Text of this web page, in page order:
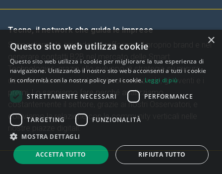
Tecno, il network che guida le imprese
Supportiamo le aziende nel rafforzare il proprio brand e nel
Technologies, grazie allo sviluppo di strategie su misura
declinate tramite il nostro network editoriale, gli eventi e i
premi. Lo sappiamo fare perché analizziamo
costantemente il settore, grazie ai nostri Osservatori, e
coltiviamo la relazione con le community verticali nelle
nostre piazze digitali.
×
Questo sito web utilizza cookie
Questo sito web utilizza i cookie per migliorare la tua esperienza di
navigazione. Utilizzando il nostro sito web acconsenti a tutti i cookie
in conformità con la nostra policy per i cookie. Leggi di più
STRETTAMENTE NECESSARI
PERFORMANCE
TARGETING FUNZIONALITÀ
MOSTRA DETTAGLI
ACCETTA TUTTO RIFIUTA TUTTO